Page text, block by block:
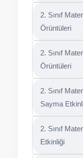
2. Sınıf
Örüntüleri
2. Sınıf
Örüntüleri
2. Sınıf
Sayma
2. Sınıf
Etkinliği